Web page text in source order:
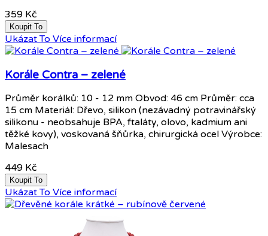
359 Kč
Koupit To
Ukázat To Více informací
Korále Contra – zelené
Průměr korálků: 10 - 12 mm Obvod: 46 cm Průměr: cca
15 cm Materiál: Dřevo, silikon (nezávadný potravinářský
silikonu - neobsahuje BPA, ftaláty, olovo, kadmium ani
těžké kovy), voskovaná šňůrka, chirurgická ocel Výrobce:
Malesach
449 Kč
Koupit To
Ukázat To Více informací